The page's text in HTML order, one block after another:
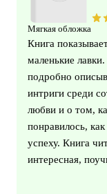
Мягкая обложка
Книга
маленькие
подробно
интриги среди
любви и о том,
понравилось,
успеху. Книга
интересная,